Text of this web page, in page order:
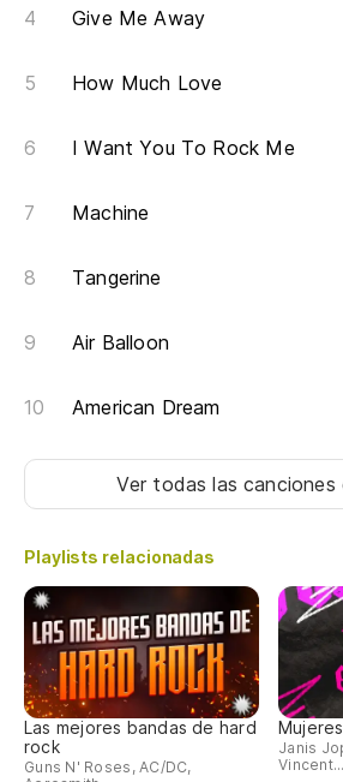
Give Me Away
How Much Love
I Want You To Rock Me
Machine
Tangerine
Air Balloon
American Dream
Ver todas las canciones
Playlists relacionadas
Las mejores bandas de hard
rock
Guns N' Roses, AC/DC,
Janis
Vincent...